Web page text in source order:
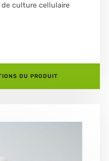
de culture cellulaire
DU PRODUIT